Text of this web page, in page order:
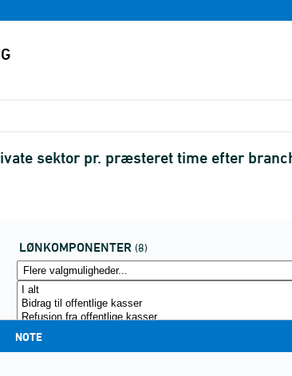
sektor pr. præsteret time efter
LØNKOMPONENTER (8)
NOTE